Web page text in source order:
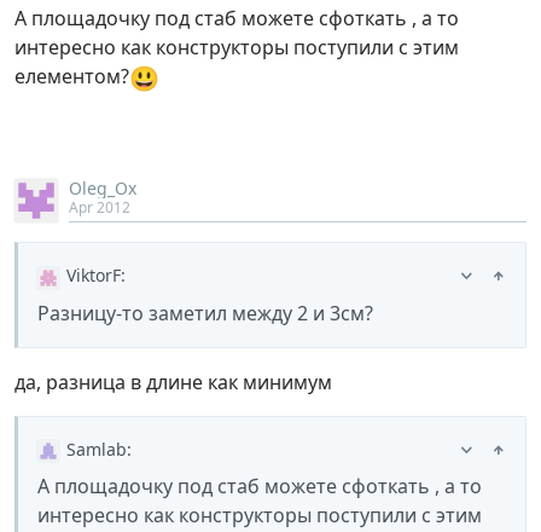
А площадочку под стаб можете сфоткать , а то
интересно как конструкторы поступили с этим
елементом?😃
Oleg_Ox
Apr 2012
ViktorF:
Разницу-то заметил между 2 и 3см?
да, разница в длине как минимум
Samlab:
А площадочку под стаб можете сфоткать , а то
интересно как конструкторы поступили с этим